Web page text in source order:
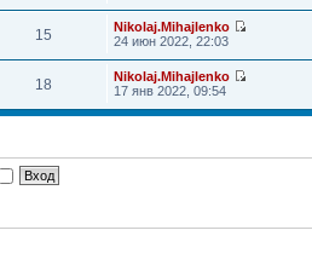
15
Nikolaj.Mihajlenko
24 июн 2022, 22:03
18
Nikolaj.Mihajlenko
17 янв 2022, 09:54